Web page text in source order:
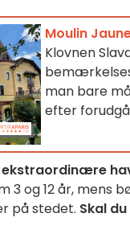
Moulin
Klovnen
man bare
efter
ekstraordinære
3 og 12 år, mens
på stedet. Skal